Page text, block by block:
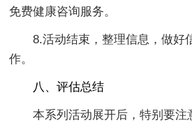
免费健康咨询服务。
8.活动结束，整理信息，做好
作。
八、评估总结
本系列活动展开后，特别要注